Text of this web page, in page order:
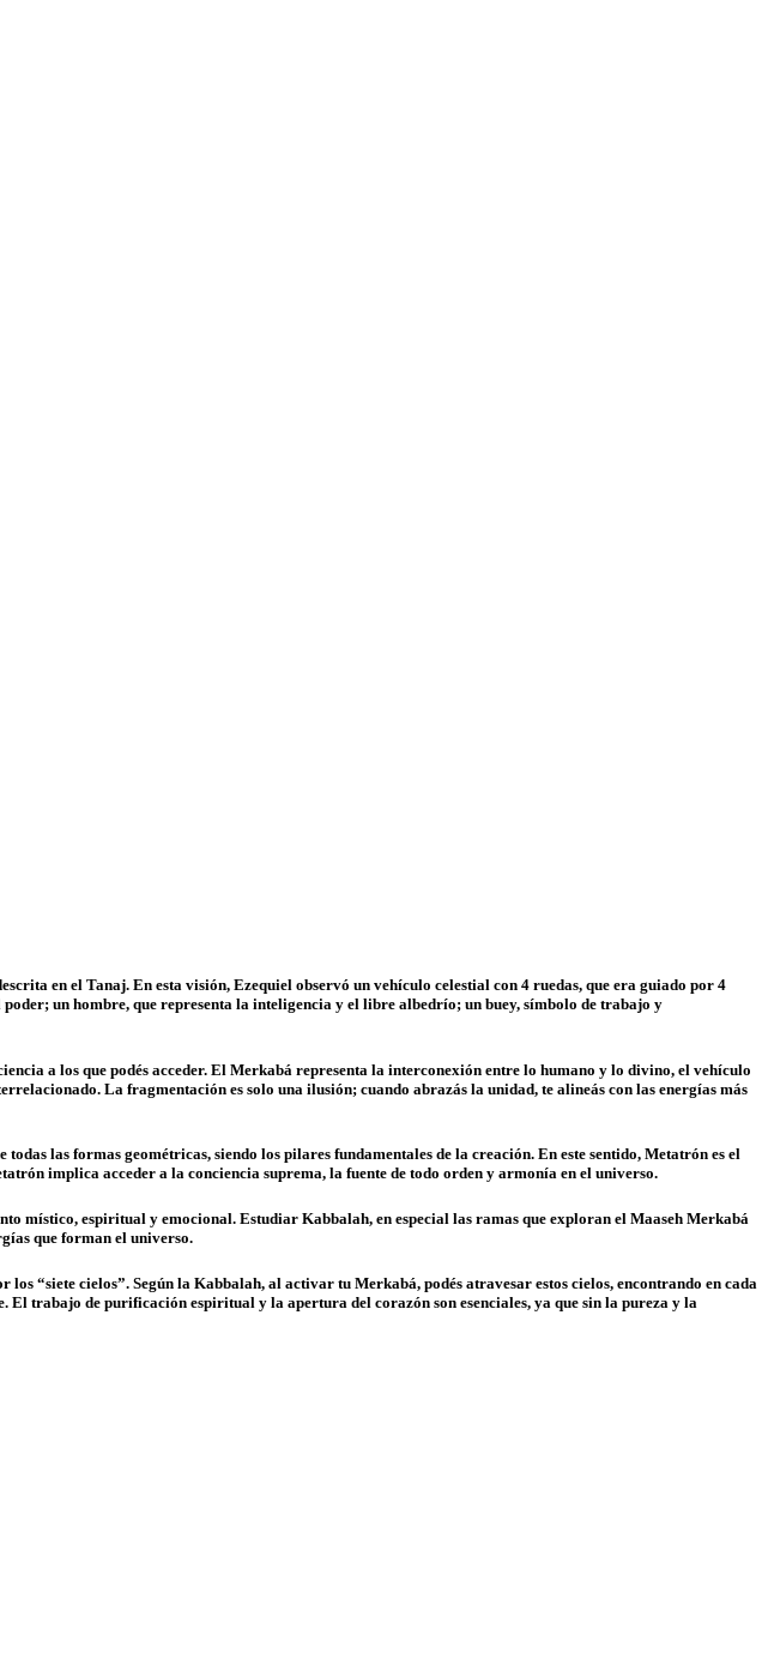
en el Tanaj. En esta visión, Ezequiel observó un vehículo celestial con 4 ruedas, que era guiado por 4
un hombre, que representa la inteligencia y el libre albedrío; un buey, símbolo de trabajo y
a los que podés acceder. El Merkabá representa la interconexión entre lo humano y lo divino, el vehículo
La fragmentación es solo una ilusión; cuando abrazás la unidad, te alineás con las energías más
las formas geométricas, siendo los pilares fundamentales de la creación. En este sentido, Metatrón es el
implica acceder a la conciencia suprema, la fuente de todo orden y armonía en el universo.
místico, espiritual y emocional. Estudiar Kabbalah, en especial las ramas que exploran el Maaseh Merkabá
que forman el universo.
“siete cielos”. Según la Kabbalah, al activar tu Merkabá, podés atravesar estos cielos, encontrando en cada
trabajo de purificación espiritual y la apertura del corazón son esenciales, ya que sin la pureza y la